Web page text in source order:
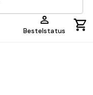
Bestelstatus